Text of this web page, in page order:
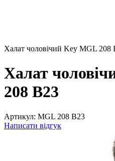
Халат чоловічий Key MGL 208
Халат
208 B23
Артикул: MGL 208 B23
Написати відгук